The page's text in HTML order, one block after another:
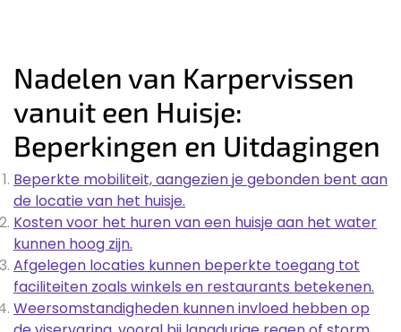
Nadelen van Karpervissen
vanuit een Huisje:
Beperkingen en Uitdagingen
Beperkte mobiliteit, aangezien je gebonden bent aan
de locatie van het huisje.
Kosten voor het huren van een huisje aan het water
kunnen hoog zijn.
Afgelegen locaties kunnen beperkte toegang tot
faciliteiten zoals winkels en restaurants betekenen.
Weersomstandigheden kunnen invloed hebben op